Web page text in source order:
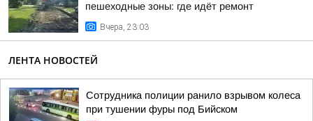
пешеходные зоны: где идёт ремонт
Вчера, 23:03
ЛЕНТА НОВОСТЕЙ
Сотрудника полиции ранило взрывом колеса
при тушении фуры под Бийском